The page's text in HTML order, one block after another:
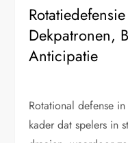
Dekpatronen,
Anticipatie
Rotational defense
kader dat spelers in